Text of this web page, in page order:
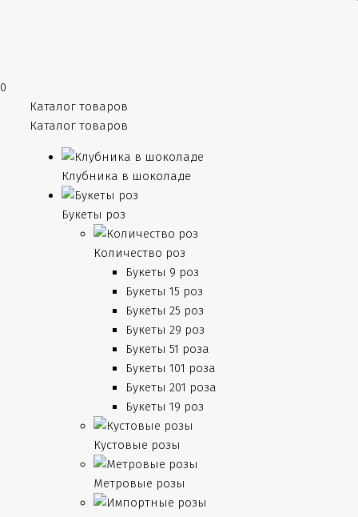
0
Каталог товаров
Каталог товаров
Клубника в шоколаде
Букеты роз
Количество роз
Букеты 9 роз
Букеты 15 роз
Букеты 25 роз
Букеты 29 роз
Букеты 51 роза
Букеты 101 роза
Букеты 201 роза
Букеты 19 роз
Кустовые розы
Метровые розы